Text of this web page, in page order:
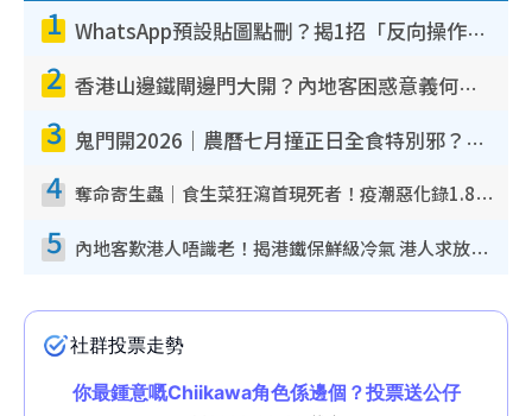
1 WhatsApp預設貼圖點刪？揭1招「反向操作」還原簡潔介面 附3步實測教學
2 香港山邊鐵閘邊門大開？內地客困惑意義何在！網民神回覆：呢種叫法理性防禦
3 鬼門開2026｜農曆七月撞正日全食特別邪？專家警告切忌做一事！揭4大禁忌+2招保平安
4 奪命寄生蟲｜食生菜狂瀉首現死者！疫潮惡化錄1.8萬宗病例 揭洗菜3大謬誤
5 內地客歎港人唔識老！揭港鐵保鮮級冷氣 港人求放過：咪投訴